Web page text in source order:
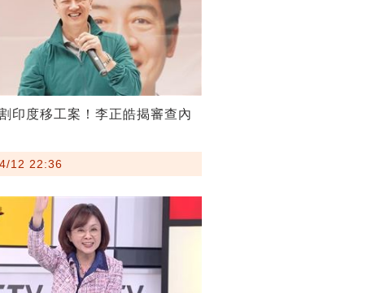
印度移工案！李正皓揭審查內
12 22:36